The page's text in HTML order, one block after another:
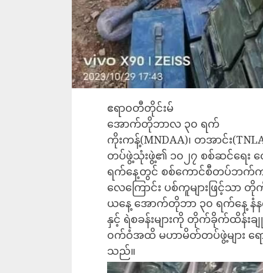
ဧရာ၀တီတိုင်းမ်
အောက်တိုဘာလ ၃၀ ရက်
ကိုးကန့်(MNDAA)၊ တအာင်း
တပ်ဖွဲ့သုံးဖွဲ့၏ ၁၀၂၇ စစ်ဆင်ရေး
ရက်နေ့တွင် စစ်ကောင်စီတပ်ဘက်က
လေကြောင်း ပစ်ကူများဖြင့်သာ
ယနေ့‌ အောက်တိုဘာ ၃၀ ရက်နေ့ နံ
နှင့် ရဲစခန်းများကို တိုက်ခိုက်ထိန်းခ
၀က်ဝံအထိ မဟာမိတ်တပ်ဖွဲ့များ ရေ
သည်။